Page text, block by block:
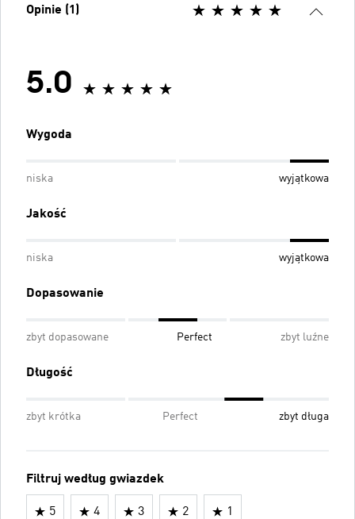
Opinie (1)
5.0
Wygoda
niska wyjątkowa
Jakość
niska wyjątkowa
Dopasowanie
zbyt dopasowane Perfect zbyt luźne
Długość
zbyt krótka Perfect zbyt długa
Filtruj według gwiazdek
5 4 3 2 1